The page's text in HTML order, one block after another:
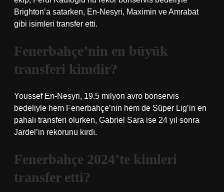
Brighton’a satarken, En-Nesyri, Maximin ve Amrabat
gibi isimleri transfer etti.
Fenerbahçe’nin en büyük
transferi kimdir?
Youssef En-Nesyri, 19.5 milyon avro bonservis
bedeliyle hem Fenerbahçe’nin hem de Süper Lig’in en
pahalı transferi olurken, Gabriel Sara ise 24 yıl sonra
Jardel’in rekorunu kırdı.
Fenerbahçe 2024’te kimleri
transfer etti?